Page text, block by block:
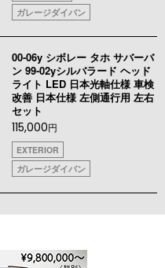
ガレージダイバン
00-06y シボレー タホ サバーバ
ン 99-02yシルバラード ヘッド
ライト LED 日本光軸仕様 車検
改善 日本仕様 左側通行用 左右
セット
115,000円
EXTERIOR
ガレージダイバン